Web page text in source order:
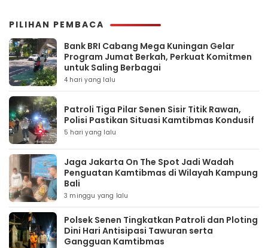
PILIHAN PEMBACA
Bank BRI Cabang Mega Kuningan Gelar
Program Jumat Berkah, Perkuat Komitmen
untuk Saling Berbagai
4 hari yang lalu
Patroli Tiga Pilar Senen Sisir Titik Rawan,
Polisi Pastikan Situasi Kamtibmas Kondusif
5 hari yang lalu
Jaga Jakarta On The Spot Jadi Wadah
Penguatan Kamtibmas di Wilayah Kampung
Bali
3 minggu yang lalu
Polsek Senen Tingkatkan Patroli dan Ploting
Dini Hari Antisipasi Tawuran serta
Gangguan Kamtibmas